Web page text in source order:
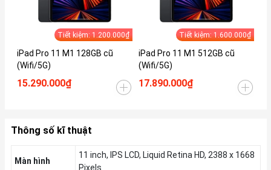
Tiết kiệm: 1.200.000₫
iPad Pro 11 M1 128GB cũ
(Wifi/5G)
15.290.000₫
Tiết kiệm: 1.600.000₫
iPad Pro 11 M1 512GB cũ
(Wifi/5G)
17.890.000₫
Thông số kĩ thuật
Màn hình
11 inch, IPS LCD, Liquid Retina HD, 2388 x 1668
Pixels